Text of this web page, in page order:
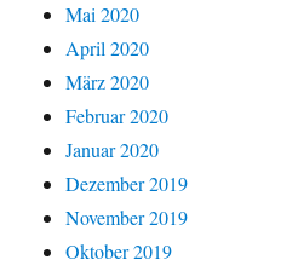
Mai 2020
April 2020
März 2020
Februar 2020
Januar 2020
Dezember 2019
November 2019
Oktober 2019